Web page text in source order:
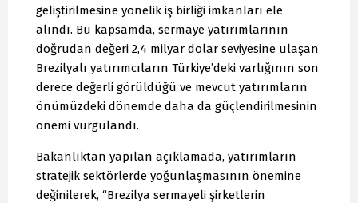
geliştirilmesine yönelik iş birliği imkanları ele
alındı. Bu kapsamda, sermaye yatırımlarının
doğrudan değeri 2,4 milyar dolar seviyesine ulaşan
Brezilyalı yatırımcıların Türkiye’deki varlığının son
derece değerli görüldüğü ve mevcut yatırımların
önümüzdeki dönemde daha da güçlendirilmesinin
önemi vurgulandı.
Bakanlıktan yapılan açıklamada, yatırımların
stratejik sektörlerde yoğunlaşmasının önemine
değinilerek, “Brezilya sermayeli şirketlerin